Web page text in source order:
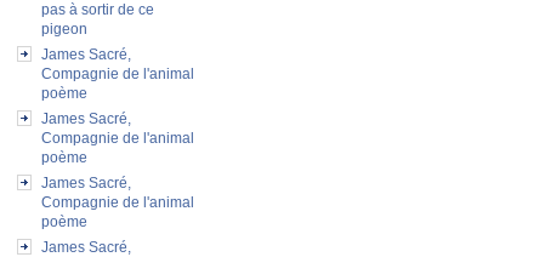
pas à sortir de ce
pigeon
James Sacré,
Compagnie de l'animal
poème
James Sacré,
Compagnie de l'animal
poème
James Sacré,
Compagnie de l'animal
poème
James Sacré,